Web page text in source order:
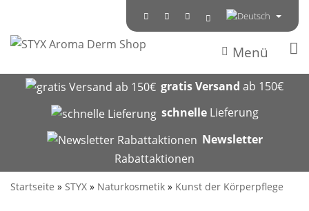
Menü
gratis Versand ab 150€
schnelleLieferung
Newsletter
Rabattaktionen
Startseite » STYX » Naturkosmetik » Kunst der Körperpflege